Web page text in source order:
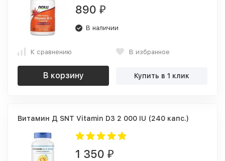
890 ₽
В наличии
К сравнению В избранное
В корзину Купить в 1 клик
Витамин Д SNT Vitamin D3 2 000 IU (240 капс.)
1 350 ₽